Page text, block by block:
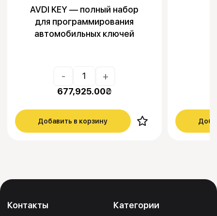
AVDI KEY — полный набор
для программирования
автомобильных ключей
- +
677,925.00₴
Добавить в корзину
Контакты Категории